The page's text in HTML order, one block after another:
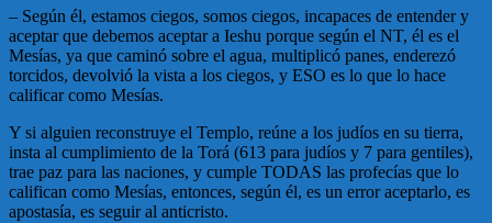
– Según él, estamos ciegos, somos ciegos, incapaces de entender y
aceptar que debemos aceptar a Ieshu porque según el NT, él es el
Mesías, ya que caminó sobre el agua, multiplicó panes, enderezó
torcidos, devolvió la vista a los ciegos, y ESO es lo que lo hace
calificar como Mesías.
Y si alguien reconstruye el Templo, reúne a los judíos en su tierra,
insta al cumplimiento de la Torá (613 para judíos y 7 para gentiles),
trae paz para las naciones, y cumple TODAS las profecías que lo
califican como Mesías, entonces, según él, es un error aceptarlo, es
apostasía, es seguir al anticristo.